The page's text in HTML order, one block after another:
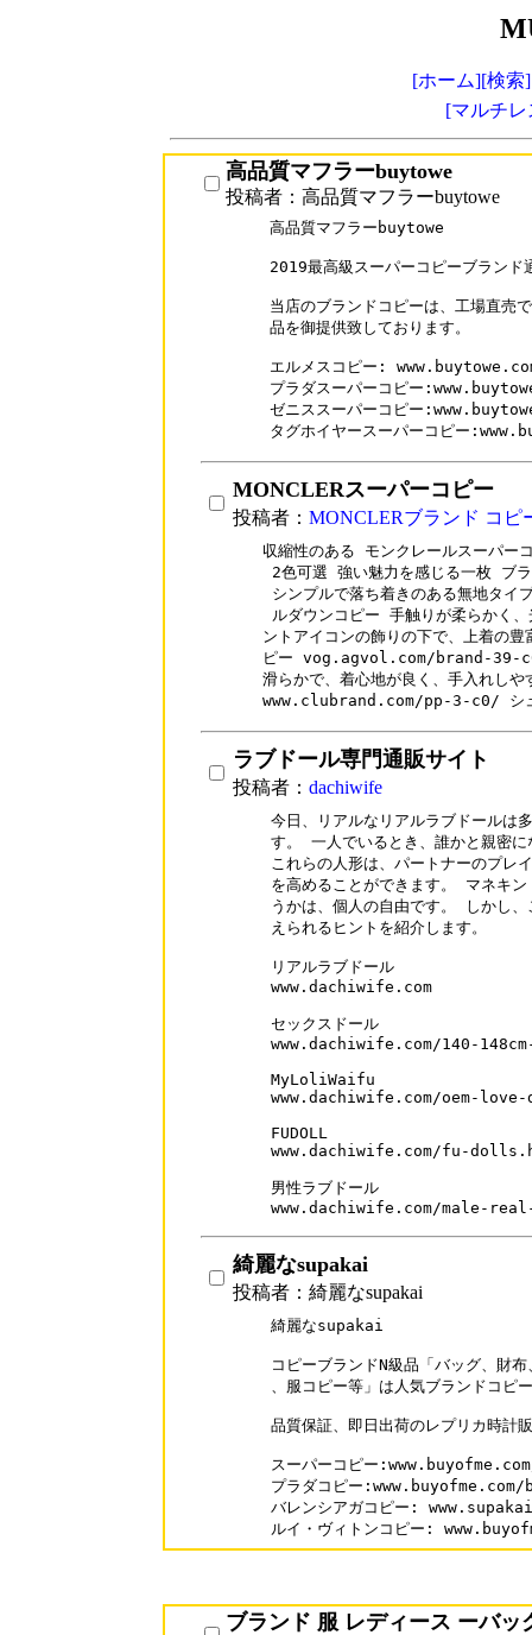
[ホーム][検索]
[マルチ
高品質マフラーbuytowe
投稿者：高品質マフラーbuytowe
高品質マフラーbuytowe
2019最高級スーパーコピーブランド
当店のブランドコピーは、工場直売
品を御提供致しております。
エルメスコピー:
プラダスーパーコピー
ゼニススーパーコピー
MONCLERスーパーコピー
投稿者： MONCLERブランド コピ
収縮性のある モンクレールスーパ
2色可選 強い魅力を感じる一枚 ブ
シンプルで落ち着きのある無地タイ
ルダウンコピー 手触りが柔らかく
ントアイコンの飾りの下で、上着の
ピー vog.agvol.com/brand-39-
滑らかで、着心地が良く、手入れし
www.clubrand.com/pp-3-c0/ シュ
ラブドール専門通販サイト
投稿者： dachiwife
今日、リアルなリアルラブドールは
す。 一人でいるとき、誰かと親密
これらの人形は、パートナーのプレ
を高めることができます。 マネキ
うかは、個人の自由です。 しかし
えられるヒントを紹介します。
リアルラブドール
www.dachiwife.com
セックスドール
www.dachiwife.com/140-
MyLoliWaifu
www.dachiwife.com/oem-
FUDOLL
www.dachiwife.com/fu-
男性ラブドール
www.dachiwife.com/male-
綺麗なsupakai
投稿者：綺麗なsupakai
綺麗なsupakai
コピーブランドN級品「バッグ、財
、服コピー等」は人気ブランドコピ
品質保証、即日出荷のレプリカ時計
スーパーコピー
プラダコピー
バレンシアガコピー:
ルイ・ヴィトンコピー:
ブランド 服 レディース ーバッ